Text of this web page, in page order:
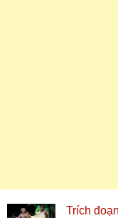
Trích